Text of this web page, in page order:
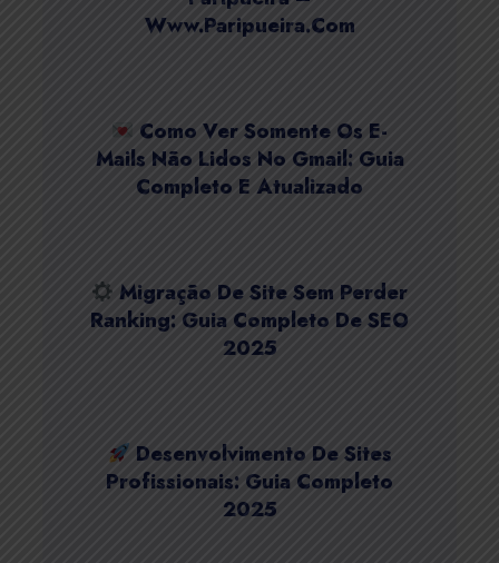
Www.paripueira.com
Como Ver Somente Os E-
Mails Não Lidos No Gmail: Guia
Completo E Atualizado
Migração De Site Sem Perder
Ranking: Guia Completo De SEO
2025
Desenvolvimento De Sites
Profissionais: Guia Completo
2025